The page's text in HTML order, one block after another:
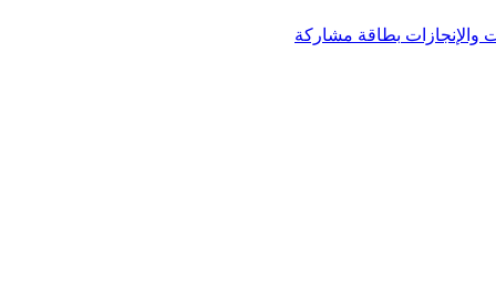
والإنجازات بطاقة مشاركة